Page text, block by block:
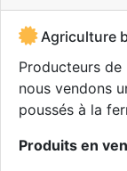
Agriculture
Producteurs de
nous vendons
poussés à la
Produits en